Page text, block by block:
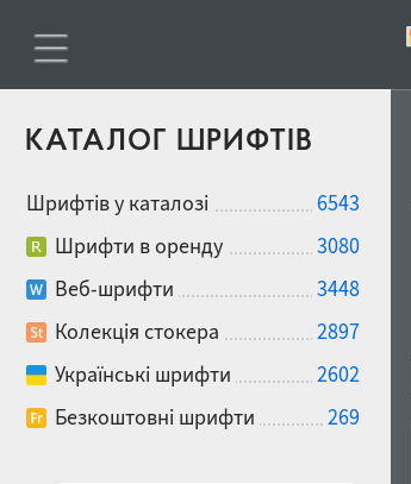
КАТАЛОГ ШРИФТІВ
Шрифтів у каталозі
6543
Шрифти в оренду
3080
Веб-шрифти
3448
Колекція стокера
2897
Українські шрифти
2602
Безкоштовні шрифти
269